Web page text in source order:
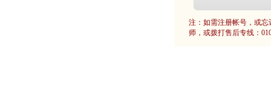
注：如需注册帐号，或
师，或拨打售后专线：